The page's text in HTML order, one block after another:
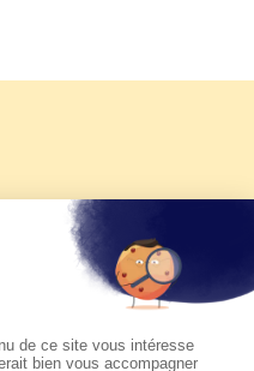
d'été 2026 de KTO
du pape Léon
à suivre sur KTO le